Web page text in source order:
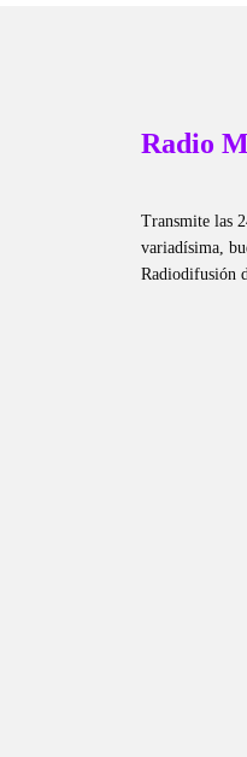
Radio
Transmite las
variadísima,
Radiodifusión